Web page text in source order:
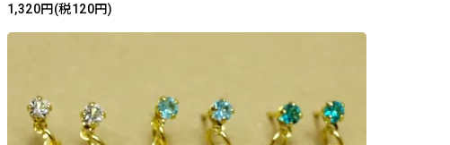
1,320円(税120円)